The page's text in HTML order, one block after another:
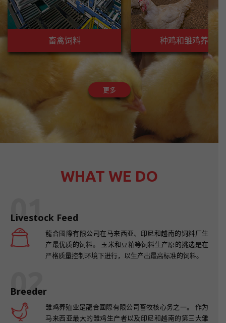
畜禽饲料 种鸡和雏鸡养殖
更多
WHAT WE DO
01
Livestock Feed
龍合國際有限公司在马来西亚、印尼和越南的饲料厂生
产最优质的饲料。 玉米和豆粕等饲料生产原的挑选是在
严格质量控制环境下进行，以生产出最高标准的饲料。
02
Breeder
雏鸡养殖业是龍合國際有限公司畜牧核心务之一。 作为
马来西亚最大的雏鸡生产者以及印尼和越南的第三大雏